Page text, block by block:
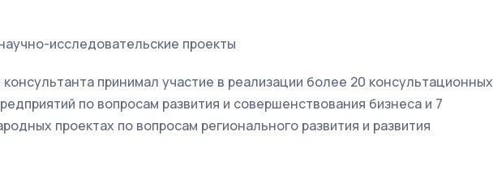
исследовательские проекты
консультанта принимал участие в реализации более 20 консультационных
по вопросам развития и совершенствования бизнеса и 7
проектах по вопросам регионального развития и развития